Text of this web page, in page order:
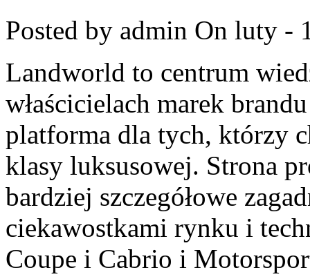
Posted by admin On luty -
Landworld to centrum
właścicielach marek
platforma dla tych, którzy
klasy luksusowej. Strona
bardziej szczegółowe
ciekawostkami rynku i
Coupe i Cabrio i